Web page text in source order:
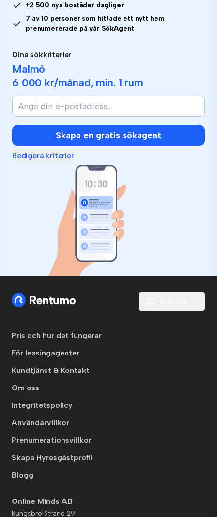
+2 500 nya bostäder dagligen
7 av 10 personer som hittade ett nytt hem
prenumererade på vår SökAgent
Dina sökkriterier
Malmö
6 000 kr/månad, min. 1 rum
Skapa en gratis sökagent
Redigera kriterier
Pris och hur det fungerar
För leasingagenter
Kundtjänst & Kontakt
Om oss
Integritetspolicy
Användarvillkor
Prenumerationsvillkor
Skapa Hyresgästprofil
Blogg
Online Minds AB
Kungsbro Strand 29